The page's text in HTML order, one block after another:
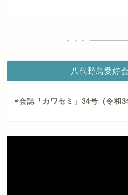
八代野鳥愛好
⇨会誌「カワセミ」34号（令和3